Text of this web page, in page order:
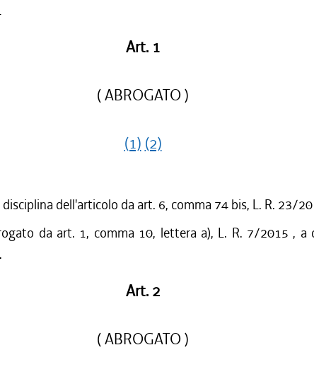
Art. 1
( ABROGATO )
(1) (2)
dell'articolo da art. 6, comma 74 bis, L. R. 23/
da art. 1, comma 10, lettera a), L. R. 7/2015 , a
Art. 2
( ABROGATO )